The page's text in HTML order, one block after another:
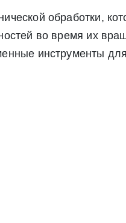
обработки,
во время их
инструменты